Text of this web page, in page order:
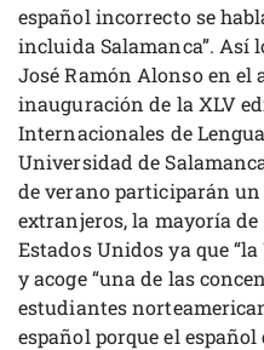
español incorrecto se
incluida Salamanca”. Así
José Ramón Alonso en
inauguración de la XLV
Internacionales de
Universidad de
de verano participarán
extranjeros, la mayoría de
Estados Unidos ya que
y acoge “una de las
estudiantes
español porque el